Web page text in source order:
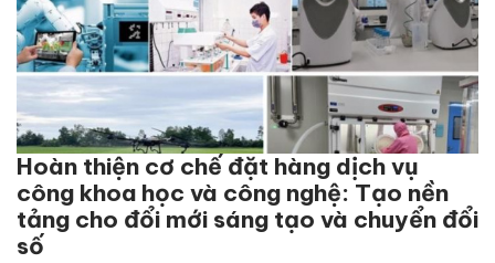
Hoàn thiện cơ chế đặt hàng dịch vụ
công khoa học và công nghệ: Tạo nền
tảng cho đổi mới sáng tạo và chuyển đổi
số